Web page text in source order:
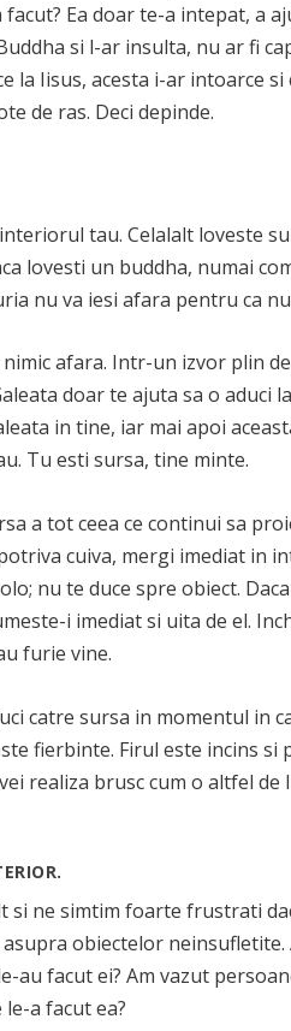
Ea doar te-a intepat, a
si l-ar insulta, nu ar fi
la Iisus, acesta i-ar intoarce si
de ras. Deci depinde.
tau. Celalalt loveste
lovesti un buddha, numai
nu va iesi afara pentru ca
afara. Intr-un izvor plin
doar te ajuta sa o aduci
in tine, iar mai apoi
Tu esti sursa, tine minte.
a tot ceea ce continui sa
cuiva, mergi imediat in
nu te duce spre obiect.
i imediat si uita de el.
furie vine.
catre sursa in momentul in
fierbinte. Firul este incins si
realiza brusc cum o altfel de
ne simtim foarte frustrati
obiectelor
au facut ei? Am vazut
a facut ea?